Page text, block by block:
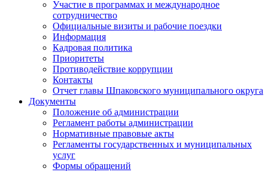
Участие в программах и международное
сотрудничество
Официальные визиты и рабочие поездки
Информация
Кадровая политика
Приоритеты
Противодействие коррупции
Контакты
Отчет главы Шпаковского муниципального округа
Документы
Положение об администрации
Регламент работы администрации
Нормативные правовые акты
Регламенты государственных и муниципальных
услуг
Формы обращений